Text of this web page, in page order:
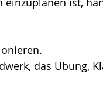
das Übung,